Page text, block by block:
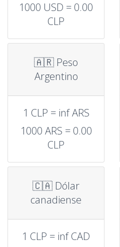
1000 USD = 0.00
CLP
🇦🇷 Peso
Argentino
1 CLP = inf ARS
1000 ARS = 0.00
CLP
🇨🇦 Dólar
canadiense
1 CLP = inf CAD